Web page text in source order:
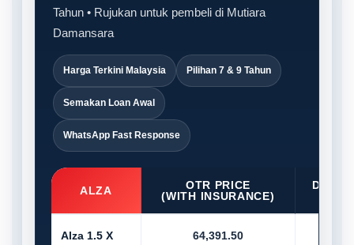
Tahun • Rujukan untuk pembeli di Mutiara
Damansara
Harga Terkini Malaysia Pilihan 7 & 9 Tahun
Semakan Loan Awal
WhatsApp Fast Response
ALZA
OTR PRICE
(WITH INSURANCE)
D/
Alza 1.5 X 64,391.50